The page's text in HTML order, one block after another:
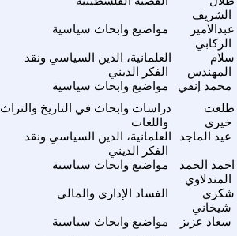
الشريف
مواضيع وابحاث سياسية
عبدالامير
الركابي
العلمانية، الدين السياسي ونقد
الفكر الديني
سلام
المهندس
مواضيع وابحاث سياسية محمد إنفي
دراسات وابحاث في التاريخ والتراث
واللغات
طلعت
خيري
العلمانية، الدين السياسي ونقد
الفكر الديني
عيد الماجد
مواضيع وابحاث سياسية
احمد الحمد
المندلاوي
الفساد الإداري والمالي
شكري
شيخاني
مواضيع وابحاث سياسية سعاد عزيز